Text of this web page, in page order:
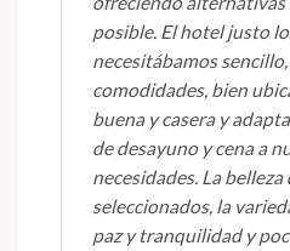
posible. El hotel justo
necesitábamos
comodidades, bien
buena y casera y
de desayuno y cena a
necesidades. La belleza
seleccionados, la
paz y tranquilidad y